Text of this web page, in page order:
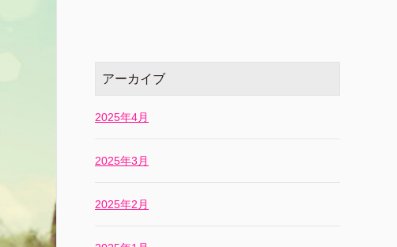
アーカイブ
2025年4月
2025年3月
2025年2月